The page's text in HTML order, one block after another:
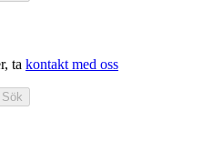
ta kontakt med oss
Sök